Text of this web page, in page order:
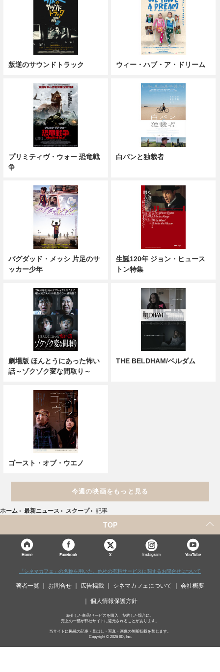
叛逆のサウンドトラック ウィー・ハブ・ア・ドリーム
プリミティヴ・ウォー 恐竜戦
争
白パンと独裁者
バグダッド・メッシ 片足のサ
ッカー少年
生誕120年 ジョン・ヒュース
トン特集
劇場版 ほんとうにあった怖い
話～ゾクゾク変な間取り～
THE BELDHAM/ベルダム
ゴースト・オブ・ウエノ
今週の映画をもっと見る
ホーム › 最新ニュース › スクープ › 記事
TOP
Home Facebook X Instagram YouTube
「シネマカフェ」の名称を用いた、他社の有料サービスに関するお問合せについて
著者一覧 お問合せ 広告掲載 シネマカフェについて 会社概要
個人情報保護方針
紹介した商品/サービスを購入、契約した場合に、
売上の一部が弊社サイトに還元されることがあります。
当サイトに掲載の記事・見出し・写真・画像の無断転載を禁じます。
Copyright © 2026 IID, Inc.